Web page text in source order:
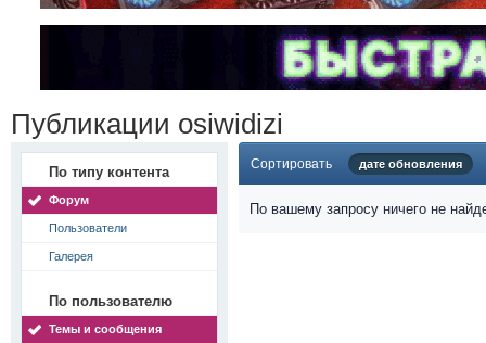
Публикации osiwidizi
По типу контента
Форум
Пользователи
Галерея
По пользователю
Темы и сообщения
Сортировать дате обновления
По вашему запросу ничего не